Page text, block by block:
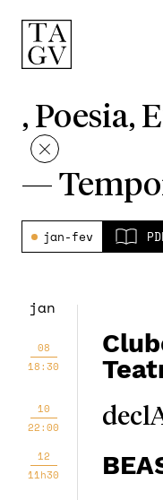
, Poesia,
—
jan-fev
jan
08
18:30
10
22:00
12
11h30